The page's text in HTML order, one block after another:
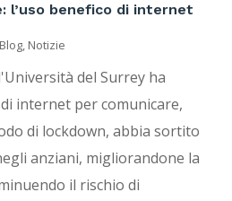
l’uso benefico di internet
Blog, Notizie
del Surrey ha
internet per comunicare,
di lockdown, abbia sortito
anziani, migliorandone la
il rischio di